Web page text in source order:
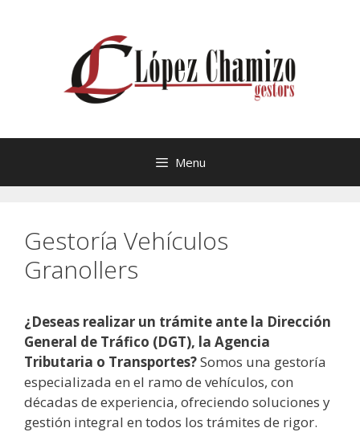
Menu
Gestoría Vehículos
Granollers
¿Deseas realizar un trámite ante la Dirección
General de Tráfico (DGT), la Agencia
Tributaria o Transportes?Somos una gestoría
especializada en el ramo de vehículos, con
décadas de experiencia, ofreciendo soluciones y
gestión integral en todos los trámites de rigor.